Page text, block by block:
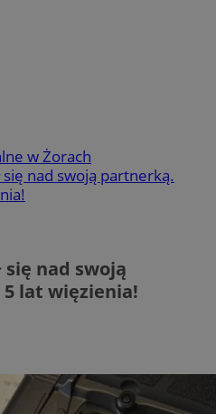
w Żorach
nad swoją partnerką.
się nad swoją
lat więzienia!